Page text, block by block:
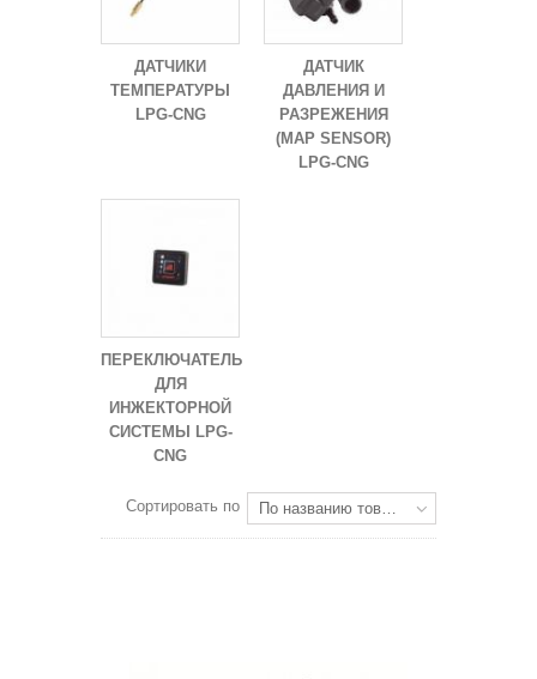
ДАТЧИКИ
ТЕМПЕРАТУРЫ
LPG-CNG
ДАТЧИК
ДАВЛЕНИЯ И
РАЗРЕЖЕНИЯ
(MAP SENSOR)
LPG-CNG
ПЕРЕКЛЮЧАТЕЛЬ
ДЛЯ
ИНЖЕКТОРНОЙ
СИСТЕМЫ LPG-
CNG
Сортировать по По названию товара: от Я до А